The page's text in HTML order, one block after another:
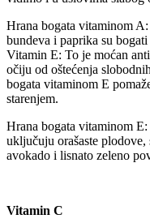
Hrana bogata vitaminom
bundeva i paprika su
Vitamin E: To je moćan
očiju od oštećenja
bogata vitaminom E
starenjem.
Hrana bogata vitaminom
uključuju orašaste
avokado i lisnato zeleno
Vitamin C